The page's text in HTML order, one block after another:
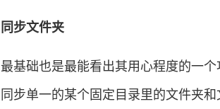
同步文件夹
最基础也是最能看出其用心程度的一
同步单一的某个固定目录里的文件夹